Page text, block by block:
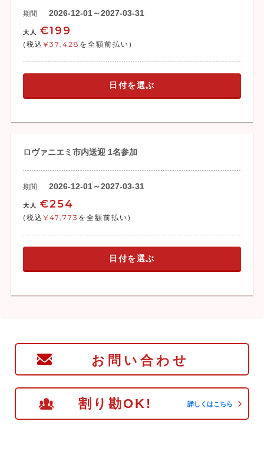
期間 2026-12-01～2027-03-31
大人 €199
(税込 ¥37,428 を全額前払い)
日付を選ぶ
ロヴァニエミ市内送迎 1名参加
期間 2026-12-01～2027-03-31
大人 €254
(税込 ¥47,773 を全額前払い)
日付を選ぶ
お問い合わせ
割り勘OK! 詳しくはこちら